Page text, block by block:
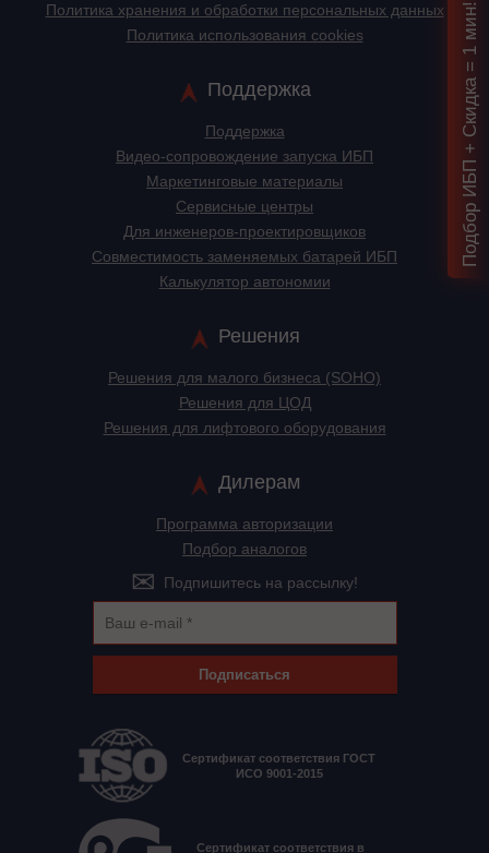
Политика хранения и обработки персональных данных
Политика использования cookies
Поддержка
Поддержка
Видео-сопровождение запуска ИБП
Маркетинговые материалы
Сервисные центры
Для инженеров-проектировщиков
Cовместимость заменяемых батарей ИБП
Калькулятор автономии
Решения
Решения для малого бизнеса (SOHO)
Решения для ЦОД
Решения для лифтового оборудования
Дилерам
Программа авторизации
Подбор аналогов
Подпишитесь на рассылку!
Подписаться
Сертификат соответствия ГОСТ
ИСО 9001-2015
Сертификат соответствия в
Подбор ИБП + Скидка = 1 мин!